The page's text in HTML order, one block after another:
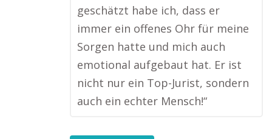
geschätzt habe ich, dass er
immer ein offenes Ohr für meine
Sorgen hatte und mich auch
emotional aufgebaut hat. Er ist
nicht nur ein Top-Jurist, sondern
auch ein echter Mensch!“